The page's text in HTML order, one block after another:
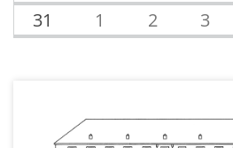
31 1 2 3